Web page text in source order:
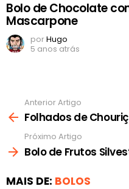
Bolo de Chocolate
Mascarpone
porHugo
5 anos atrás
mais
Anterior Artigo
Folhados de
Próximo Artigo
Bolo de Frutos
MAIS DE: BOLOS